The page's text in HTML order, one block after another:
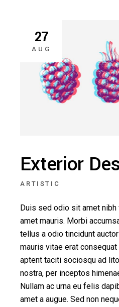
27
AUG
Exterior
ARTISTIC
Duis sed odio sit amet
amet mauris. Morbi
tellus a odio tincidunt
mauris vitae erat
aptent taciti sociosqu ad
nostra, per inceptos
Nullam ac urna eu felis
amet a augue. Sed non